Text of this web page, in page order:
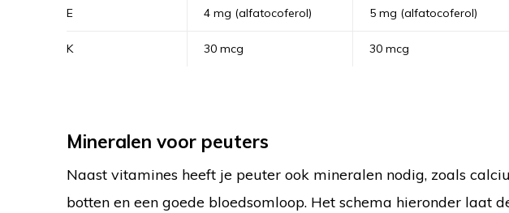
E 4 mg (alfatocoferol) 5 mg (alfatocoferol)
K 30 mcg 30 mcg
Mineralen voor peuters
Naast vitamines heeft je peuter ook mineralen nodig, zoals
botten en een goede bloedsomloop. Het schema hieronder laat